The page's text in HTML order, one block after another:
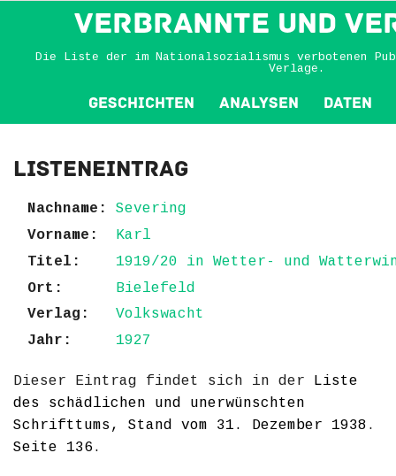
VERBRANNTE und
Die Liste der im Nationalsozialismus verbotenen
Verlage.
Geschichten Analysen Daten
Listeneintrag
Nachname:
Severing
Vorname:
Karl
Titel:
1919/20 in Wetter- und
Ort:
Bielefeld
Verlag:
Volkswacht
Jahr:
1927
Dieser Eintrag findet sich in der Liste
des schädlichen und unerwünschten
Schrifttums, Stand vom 31. Dezember 1938 .
Seite 136.